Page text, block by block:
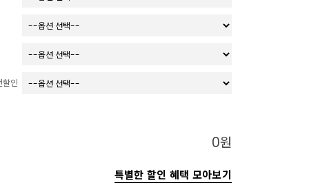
할인
0원
특별한 할인 혜택 모아보기